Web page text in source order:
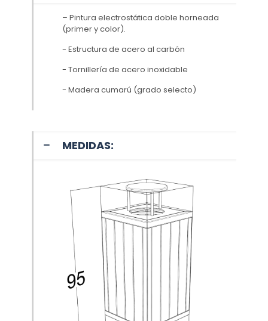
– Pintura electrostática doble horneada
(primer y color).
- Estructura de acero al carbón
- Tornillería de acero inoxidable
- Madera cumarú (grado selecto)
MEDIDAS: